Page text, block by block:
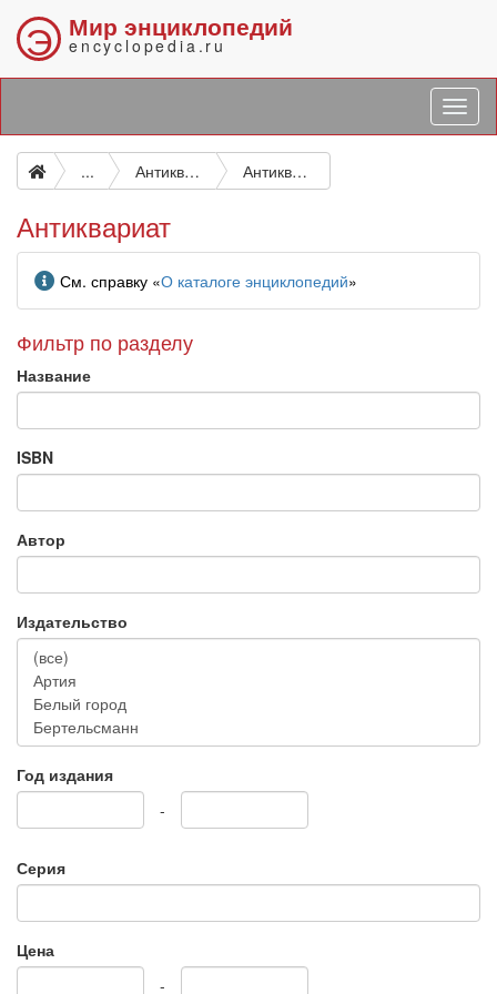
Э Мир энциклопедий
encyclopedia.ru
... Антикварная торговля. Торговля товарами, бывшими в употреблении. Торговля поврежденными товарами. Торговля некомплектными товарами Антиквариат
Антиквариат
Информация
См. справку «О каталоге энциклопедий»
Фильтр по разделу
Название
ISBN
Автор
Издательство
Год издания
-
Серия
Цена
-